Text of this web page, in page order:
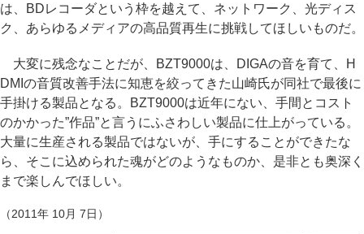
は、BDレコーダという枠を越えて、ネットワーク、光ディス
ク、あらゆるメディアの高品質再生に挑戦してほしいものだ。
大変に残念なことだが、BZT9000は、DIGAの音を育て、H
DMIの音質改善手法に知恵を絞ってきた山崎氏が同社で最後に
手掛ける製品となる。BZT9000は近年にない、手間とコスト
のかかった”作品”と言うにふさわしい製品に仕上がっている。
大量に生産される製品ではないが、手にすることができたな
ら、そこに込められた魂がどのようなものか、是非とも奥深く
まで楽しんでほしい。
（2011年 10月 7日）